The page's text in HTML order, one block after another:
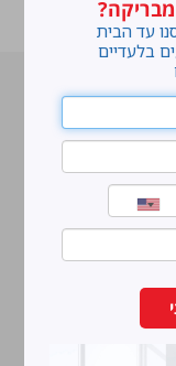
ויעילים
בע“מ
עם חיוך
הנעליים
מקצועיות לשימוש
עד הבית
בלעדיים